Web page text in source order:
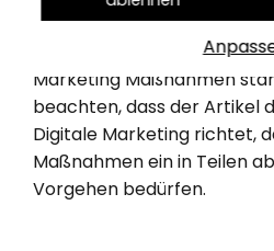
und sollte optimalerweise
in die Ausarbeitung
Marketing Maßnahmen
beachten, dass der Artikel
Digitale Marketing richtet,
Maßnahmen ein in Teilen
Vorgehen bedürfen.